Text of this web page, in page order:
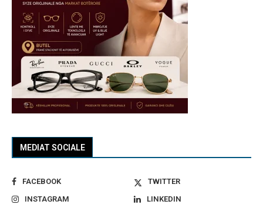
MEDIAT SOCIALE
FACEBOOK
TWITTER
INSTAGRAM
LINKEDIN